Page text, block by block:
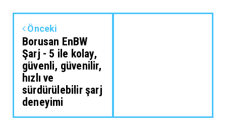
Önceki
Borusan EnBW
Şarj - 5 ile kolay,
güvenli, güvenilir,
hızlı ve
sürdürülebilir şarj
deneyimi